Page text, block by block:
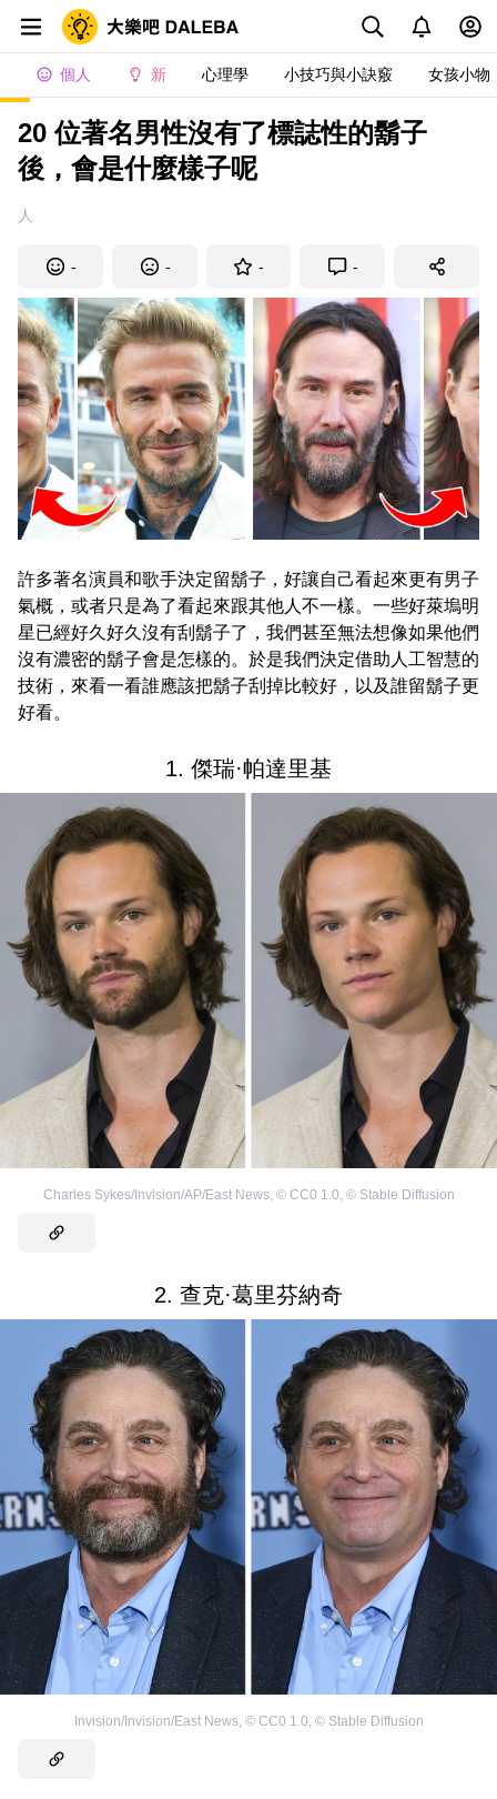
個人 新 心理學 小技巧與小訣竅 女孩小物
20 位著名男性沒有了標誌性的鬍子
後，會是什麼樣子呢
人
- - - -
許多著名演員和歌手決定留鬍子，好讓自己看起來更有男子
氣概，或者只是為了看起來跟其他人不一樣。一些好萊塢明
星已經好久好久沒有刮鬍子了，我們甚至無法想像如果他們
沒有濃密的鬍子會是怎樣的。於是我們決定借助人工智慧的
技術，來看一看誰應該把鬍子刮掉比較好，以及誰留鬍子更
好看。
1. 傑瑞·帕達里基
Charles Sykes/Invision/AP/East News, © CC0 1.0, © Stable Diffusion
2. 查克·葛里芬納奇
Invision/Invision/East News, © CC0 1.0, © Stable Diffusion